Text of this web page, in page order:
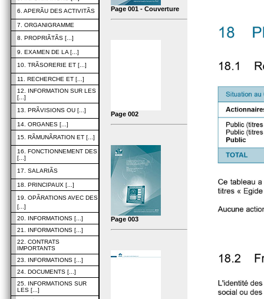
6. APERÃU DES ACTIVITÃS
7. ORGANIGRAMME
8. PROPRIÃTÃS [...]
9. EXAMEN DE LA [...]
10. TRÃSORERIE ET [...]
11. RECHERCHE ET [...]
12. INFORMATION SUR LES
[...]
13. PRÃVISIONS OU [...]
14. ORGANES [...]
15. RÃMUNÃRATION ET [...]
16. FONCTIONNEMENT DES
[...]
17. SALARIÃS
18. PRINCIPAUX [...]
19. OPÃRATIONS AVEC DES
[...]
20. INFORMATIONS [...]
21. INFORMATIONS [...]
22. CONTRATS
IMPORTANTS
23. INFORMATIONS [...]
24. DOCUMENTS [...]
25. INFORMATIONS SUR
LES [...]
Page 001 - Couverture
Page 002
Page 003